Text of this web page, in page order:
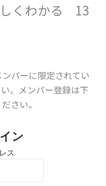
くわかる 13
バーに限定されてい
。メンバー登録は下
さい。
ン
ス